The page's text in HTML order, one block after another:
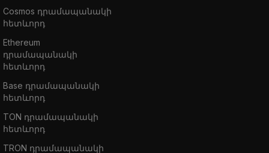
Cosmos դրամապանակի
հետևորդ
Ethereum
դրամապանակի
հետևորդ
Base դրամապանակի
հետևորդ
TON դրամապանակի
հետևորդ
TRON դրամապանակի